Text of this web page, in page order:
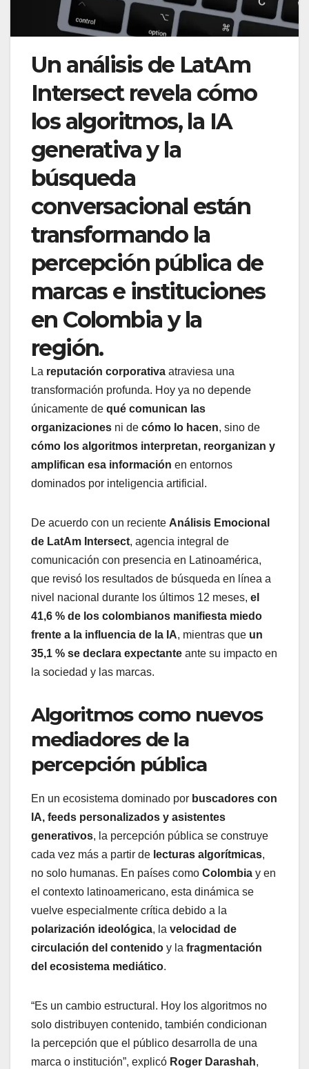
Un análisis de LatAm
Intersect revela cómo
los algoritmos, la IA
generativa y la
búsqueda
conversacional están
transformando la
percepción pública de
marcas e instituciones
en Colombia y la
región.
La reputación corporativa atraviesa una
transformación profunda. Hoy ya no depende
únicamente de qué comunican las
organizaciones ni de cómo lo hacen, sino de
cómo los algoritmos interpretan, reorganizan y
amplifican esa información en entornos
dominados por inteligencia artificial.
De acuerdo con un reciente Análisis Emocional
de LatAm Intersect, agencia integral de
comunicación con presencia en Latinoamérica,
que revisó los resultados de búsqueda en línea a
nivel nacional durante los últimos 12 meses, el
41,6 % de los colombianos manifiesta miedo
frente a la influencia de la IA, mientras que un
35,1 % se declara expectante ante su impacto en
la sociedad y las marcas.
Algoritmos como nuevos
mediadores de la
percepción pública
En un ecosistema dominado por buscadores con
IA, feeds personalizados y asistentes
generativos, la percepción pública se construye
cada vez más a partir de lecturas algorítmicas,
no solo humanas. En países como Colombia y en
el contexto latinoamericano, esta dinámica se
vuelve especialmente crítica debido a la
polarización ideológica, la velocidad de
circulación del contenido y la fragmentación
del ecosistema mediático.
“Es un cambio estructural. Hoy los algoritmos no
solo distribuyen contenido, también condicionan
la percepción que el público desarrolla de una
marca o institución”, explicó Roger Darashah,